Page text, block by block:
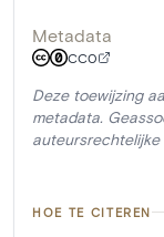
Metadata
CC0
Deze toewijzing
metadata.
HOE TE CITEREN